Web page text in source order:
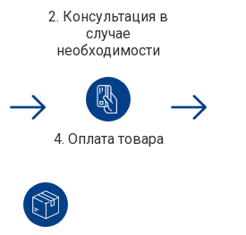
2. Консультация в
случае
необходимости
4. Оплата товара